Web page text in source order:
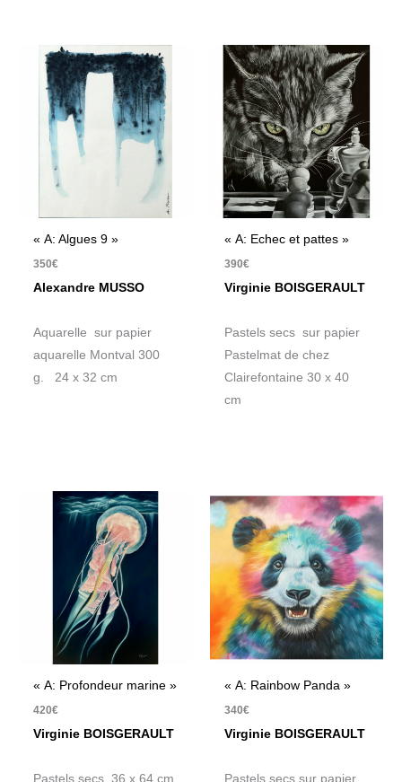
« A: Algues 9 »
350€
Alexandre MUSSO
Aquarelle sur papier
aquarelle Montval 300
g. 24 x 32 cm
« A: Echec et pattes »
390€
Virginie BOISGERAULT
Pastels secs sur papier
Pastelmat de chez
Clairefontaine 30 x 40
cm
« A: Profondeur marine »
420€
Virginie BOISGERAULT
Pastels secs 36 x 64 cm
« A: Rainbow Panda »
340€
Virginie BOISGERAULT
Pastels secs sur papier